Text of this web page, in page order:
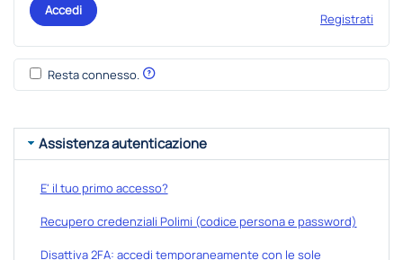
Accedi
Registrati
Resta connesso.
Assistenza autenticazione
E' il tuo primo accesso?
Recupero credenziali Polimi (codice persona e password)
Disattiva 2FA: accedi temporaneamente con le sole